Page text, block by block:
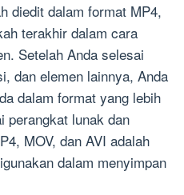
diedit dalam format MP4,
terakhir dalam cara
Setelah Anda selesai
dan elemen lainnya, Anda
dalam format yang lebih
perangkat lunak dan
MOV, dan AVI adalah
dalam menyimpan